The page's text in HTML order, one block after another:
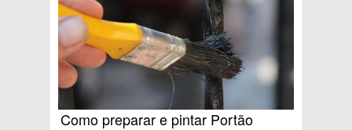
Como preparar e pintar Portão